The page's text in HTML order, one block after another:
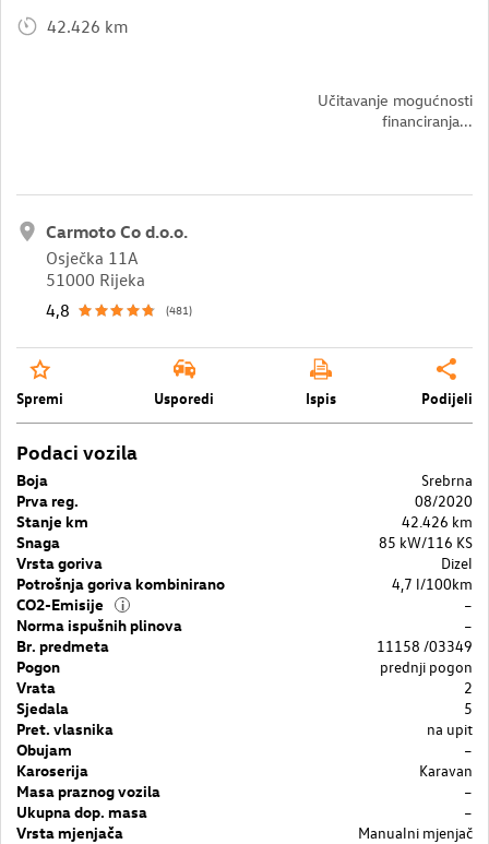
42.426 km
Učitavanje mogućnosti
financiranja...
Carmoto Co d.o.o.
Osječka 11A
51000 Rijeka
4,8
(481)
Spremi Usporedi Ispis Podijeli
Podaci vozila
Boja
Srebrna
Prva reg.
08/2020
Stanje km
42.426 km
Snaga
85 kW/116 KS
Vrsta goriva
Dizel
Potrošnja goriva kombinirano
4,7 l/100km
CO2-Emisije
i
–
Norma ispušnih plinova
–
Br. predmeta
11158 /03349
Pogon
prednji pogon
Vrata
2
Sjedala
5
Pret. vlasnika
na upit
Obujam
–
Karoserija
Karavan
Masa praznog vozila
–
Ukupna dop. masa
–
Vrsta mjenjača
Manualni mjenjač